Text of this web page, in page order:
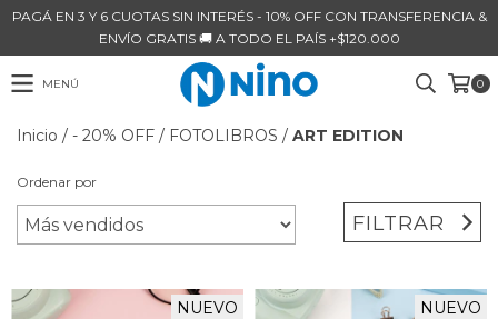
PAGÁ EN 3 Y 6 CUOTAS SIN INTERÉS - 10% OFF CON TRANSFERENCIA &
ENVÍO GRATIS 🚚 A TODO EL PAÍS +$120.000
MENÚ 0
Inicio / - 20% OFF / FOTOLIBROS / ART EDITION
Ordenar por
FILTRAR
NUEVO NUEVO